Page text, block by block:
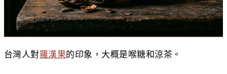
台灣人對羅漢果的印象，大概是喉糖和涼茶。